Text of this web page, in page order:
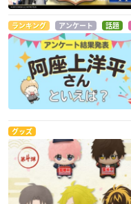
ランキング アンケート 話題
グッズ